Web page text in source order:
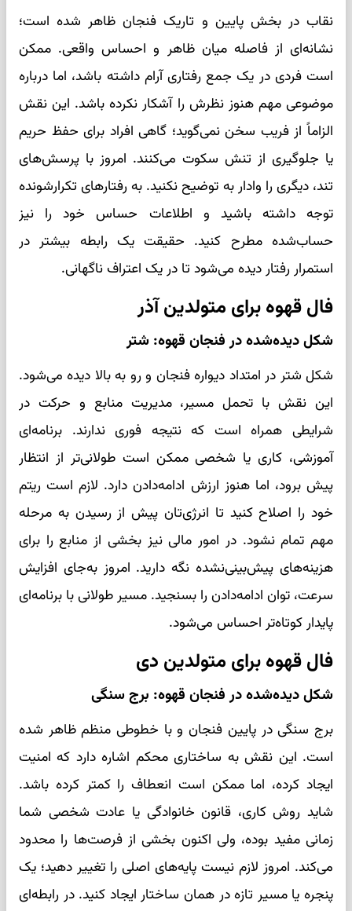
نقاب در بخش پایین و تاریک فنجان ظاهر شده است؛
نشانه‌ای از فاصله میان ظاهر و احساس واقعی. ممکن
است فردی در یک جمع رفتاری آرام داشته باشد، اما درباره
موضوعی مهم هنوز نظرش را آشکار نکرده باشد. این نقش
الزاماً از فریب سخن نمی‌گوید؛ گاهی افراد برای حفظ حریم
یا جلوگیری از تنش سکوت می‌کنند. امروز با پرسش‌های
تند، دیگری را وادار به توضیح نکنید. به رفتارهای تکرارشونده
توجه داشته باشید و اطلاعات حساس خود را نیز
حساب‌شده مطرح کنید. حقیقت یک رابطه بیشتر در
استمرار رفتار دیده می‌شود تا در یک اعتراف ناگهانی.
فال قهوه برای متولدین آذر
شکل دیده‌شده در فنجان قهوه: شتر
شکل شتر در امتداد دیواره فنجان و رو به بالا دیده می‌شود.
این نقش با تحمل مسیر، مدیریت منابع و حرکت در
شرایطی همراه است که نتیجه فوری ندارند. برنامه‌ای
آموزشی، کاری یا شخصی ممکن است طولانی‌تر از انتظار
پیش برود، اما هنوز ارزش ادامه‌دادن دارد. لازم است ریتم
خود را اصلاح کنید تا انرژی‌تان پیش از رسیدن به مرحله
مهم تمام نشود. در امور مالی نیز بخشی از منابع را برای
هزینه‌های پیش‌بینی‌نشده نگه دارید. امروز به‌جای افزایش
سرعت، توان ادامه‌دادن را بسنجید. مسیر طولانی با برنامه‌ای
پایدار کوتاه‌تر احساس می‌شود.
فال قهوه برای متولدین دی
شکل دیده‌شده در فنجان قهوه: برج سنگی
برج سنگی در پایین فنجان و با خطوطی منظم ظاهر شده
است. این نقش به ساختاری محکم اشاره دارد که امنیت
ایجاد کرده، اما ممکن است انعطاف را کمتر کرده باشد.
شاید روش کاری، قانون خانوادگی یا عادت شخصی شما
زمانی مفید بوده، ولی اکنون بخشی از فرصت‌ها را محدود
می‌کند. امروز لازم نیست پایه‌های اصلی را تغییر دهید؛ یک
پنجره یا مسیر تازه در همان ساختار ایجاد کنید. در رابطه‌ای